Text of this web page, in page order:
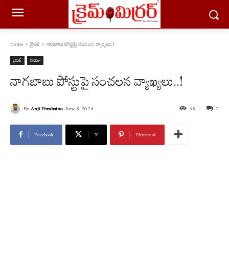
Home వైరల్ నాగబాబు పోస్టుపై సంచలన వ్యాఖ్యలు..!
వైరల్ సినిమా
నాగబాబు పోస్టుపై సంచలన వ్యాఖ్యలు..!
By Anji Peraboina June 8, 2026 0
68
Facebook X Pinterest